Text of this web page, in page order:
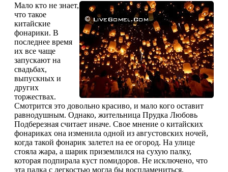
Мало кто не знает,
что такое
китайские
фонарики. В
последнее время
их все чаще
запускают на
свадьбах,
выпускных и
других
торжествах.
Смотрится это довольно красиво, и мало кого оставит
равнодушным. Однако, жительница Прудка Любовь
Подберезная считает иначе. Свое мнение о китайских
фонариках она изменила одной из августовских ночей,
когда такой фонарик залетел на ее огород. На улице
стояла жара, а шарик приземлился на сухую палку,
которая подпирала куст помидоров. Не исключено, что
эта палка с легкостью могла бы воспламениться.